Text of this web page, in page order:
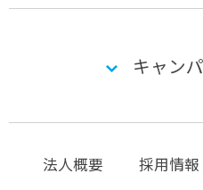
キャン
法人概要 採用情報